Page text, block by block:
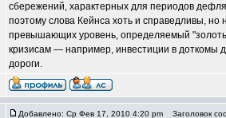
сбережений, характерных для периодов
поэтому слова Кейнса хоть и справедливы,
превышающих уровень, определяемый
кризисам — например, инвестиции в доткомы
дороги.
Добавлено: Ср Фев 17, 2010 4:20 pm Заголовок